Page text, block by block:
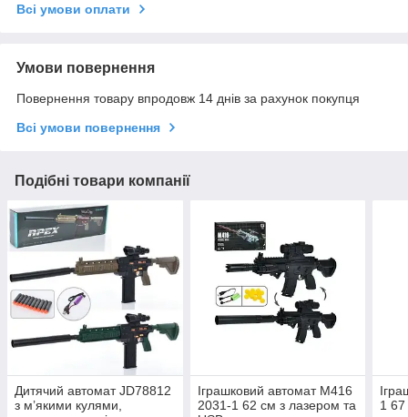
Всі умови оплати
Умови повернення
Повернення товару впродовж 14 днів за рахунок покупця
Всі умови повернення
Подібні товари компанії
Дитячий автомат JD78812
з м’якими кулями,
Іграшковий автомат M416
2031-1 62 см з лазером та
1 67